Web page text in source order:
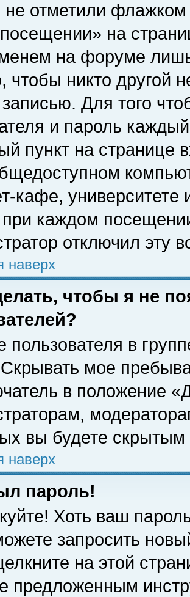
отметили флажком
на
на форуме
чтобы никто другой
записью. Для того
и пароль
пункт на
кафе, университете
каждом
отключил эту
наверх
чтобы я не
пользователя в
мое
в положение
вы будете скрытым
наверх
пароль!
Хоть ваш
запросить
на этой
предложенным